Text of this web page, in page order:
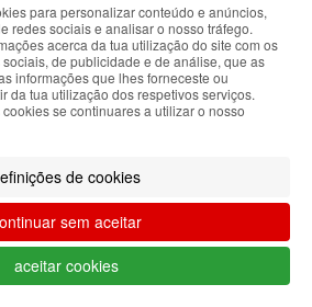
103,2mg
Tomar
cápsulas, 3 vezes ao
refeições, com um
com 120 ou
information about your visit using
the performance of the
via social networks and
our site, you accept the use of
more information, see our
Policy. You can configure your
settings.
Accepted
para personalizar conteúdo e anúncios,
redes sociais e analisar o nosso tráfego.
acerca da tua utilização do site com os
de publicidade e de análise, que as
informações que lhes forneceste ou
da tua utilização dos respetivos serviços.
se continuares a utilizar o nosso
de cookies
sem aceitar
aceitar cookies